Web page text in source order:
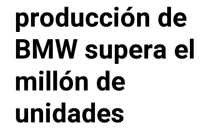
producción de
BMW supera el
millón de
unidades